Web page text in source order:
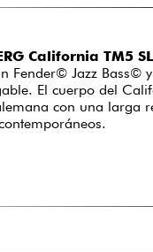
California TM5
Fender© Jazz
El cuerpo del
con una larga